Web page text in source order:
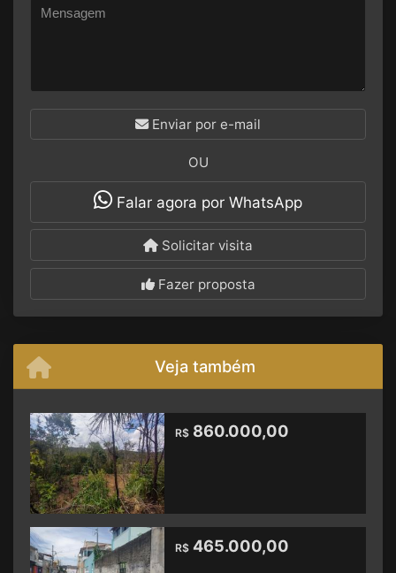
Enviar por e-mail
OU
Falar agora por WhatsApp
Solicitar visita
Fazer proposta
Veja também
R$ 860.000,00
R$ 465.000,00